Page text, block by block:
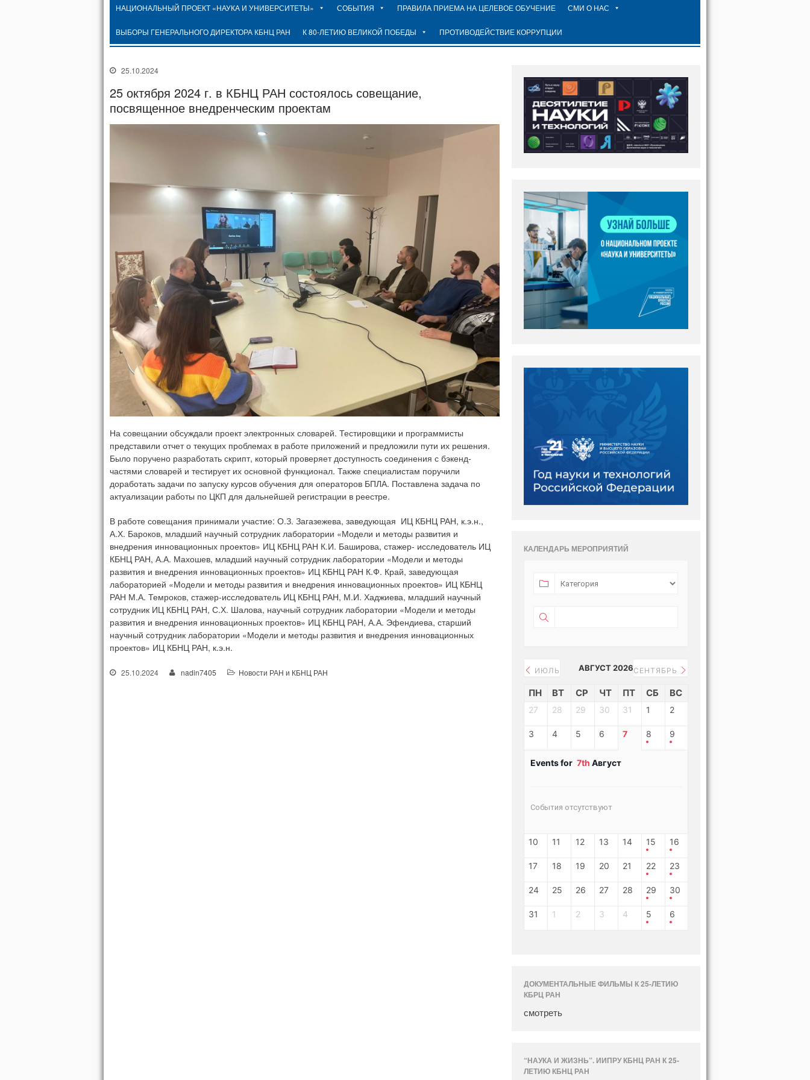
НАЦИОНАЛЬНЫЙ ПРОЕКТ «НАУКА И УНИВЕРСИТЕТЫ» СОБЫТИЯ ПРАВИЛА ПРИЕМА НА ЦЕЛЕВОЕ ОБУЧЕНИЕ СМИ О НАС
ВЫБОРЫ ГЕНЕРАЛЬНОГО ДИРЕКТОРА КБНЦ РАН К 80-ЛЕТИЮ ВЕЛИКОЙ ПОБЕДЫ ПРОТИВОДЕЙСТВИЕ КОРРУПЦИИ
25.10.2024
25 октября 2024 г. в КБНЦ РАН состоялось совещание,
посвященное внедренческим проектам
На совещании обсуждали проект электронных словарей. Тестировщики и программисты
представили отчет о текущих проблемах в работе приложений и предложили пути их решения.
Было поручено разработать скрипт, который проверяет доступность соединения с бэкенд-
частями словарей и тестирует их основной функционал. Также специалистам поручили
доработать задачи по запуску курсов обучения для операторов БПЛА. Поставлена задача по
актуализации работы по ЦКП для дальнейшей регистрации в реестре.
В работе совещания принимали участие: О.З. Загазежева, заведующая ИЦ КБНЦ РАН, к.э.н.,
А.Х. Бароков, младший научный сотрудник лаборатории «Модели и методы развития и
внедрения инновационных проектов» ИЦ КБНЦ РАН К.И. Баширова, стажер- исследователь ИЦ
КБНЦ РАН, А.А. Махошев, младший научный сотрудник лаборатории «Модели и методы
развития и внедрения инновационных проектов» ИЦ КБНЦ РАН К.Ф. Край, заведующая
лабораторией «Модели и методы развития и внедрения инновационных проектов» ИЦ КБНЦ
РАН М.А. Темроков, стажер-исследователь ИЦ КБНЦ РАН, М.И. Хаджиева, младший научный
сотрудник ИЦ КБНЦ РАН, С.Х. Шалова, научный сотрудник лаборатории «Модели и методы
развития и внедрения инновационных проектов» ИЦ КБНЦ РАН, А.А. Эфендиева, старший
научный сотрудник лаборатории «Модели и методы развития и внедрения инновационных
проектов» ИЦ КБНЦ РАН, к.э.н.
25.10.2024 nadin7405 Новости РАН и КБНЦ РАН
КАЛЕНДАРЬ МЕРОПРИЯТИЙ
ИЮЛЬ АВГУСТ 2026СЕНТЯБРЬ
ПН ВТ СР ЧТ ПТ СБ ВС
27 28 29 30 31 1 2
3 4 5 6 7 8 9
Events for 7th Август
События отсутствуют
10 11 12 13 14 15 16
17 18 19 20 21 22 23
24 25 26 27 28 29 30
31 1 2 3 4 5 6
ДОКУМЕНТАЛЬНЫЕ ФИЛЬМЫ К 25-ЛЕТИЮ
КБРЦ РАН
смотреть
“НАУКА И ЖИЗНЬ”. ИИПРУ КБНЦ РАН К 25-
ЛЕТИЮ КБНЦ РАН